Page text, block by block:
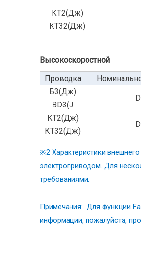
КТ2(Дж)
КТ32(Дж)
Высокоскоростной
Проводка
Б3(Дж)
BD3(J
КТ2(Дж)
КТ32(Дж)
※2 Характеристики
электроприводом. Для
требованиями.
Примечания: Для функции
информации, пожалуйста,